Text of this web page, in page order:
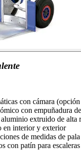
con cámara
con empuñadura
extruido de alta
en interior y exterior
de medidas de pala
con patín para escaleras